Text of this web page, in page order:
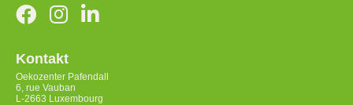
Kontakt
Oekozenter Pafendall
6, rue Vauban
L-2663 Luxembourg